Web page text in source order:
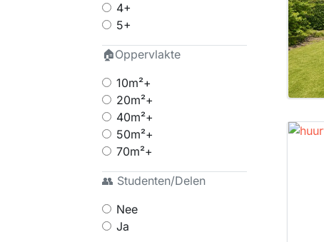
4+
5+
🏠Oppervlakte
10m²+
20m²+
40m²+
50m²+
70m²+
👥 Studenten/Delen
Nee
Ja